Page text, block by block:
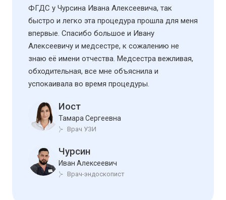
ФГДС у Чурсина Ивана Алексеевича, так
быстро и легко эта процедура прошла для меня
впервые. Спасибо большое и Ивану
Алексеевичу и медсестре, к сожалению не
знаю её имени отчества. Медсестра вежливая,
обходительная, все мне объяснила и
успокаивала во время процедуры.
Иост
Тамара Сергеевна
Врач УЗИ
Чурсин
Иван Алексеевич
Врач-эндоскопист